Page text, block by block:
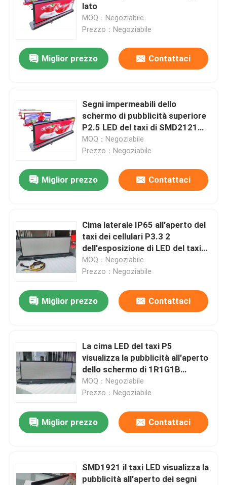
lato
MOQ：Negoziabile
Prezzo：Negoziabile
Miglior prezzo Contattaci
Segni impermeabili dello
schermo di pubblicità superiore
P2.5 LED del taxi di SMD2121
LED
MOQ：Negoziabile
Prezzo：Negoziabile
Miglior prezzo Contattaci
Cima laterale IP65 all'aperto del
taxi dei cellulari P3.3 2
dell'esposizione di LED del taxi
1R1G1B
MOQ：Negoziabile
Prezzo：Negoziabile
Miglior prezzo Contattaci
La cima LED del taxi P5
visualizza la pubblicità all'aperto
dello schermo di 1R1G1B
SMD1921 LED
MOQ：Negoziabile
Prezzo：Negoziabile
Miglior prezzo Contattaci
SMD1921 il taxi LED visualizza la
pubblicità all'aperto dei segni